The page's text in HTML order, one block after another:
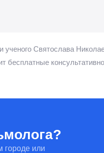
Святослава
бесплатные
городе или